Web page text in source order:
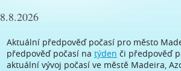
8.8.2026
Aktuální předpověď počasí pro město
předpověď počasí na týden či předpověď
aktuální vývoj počasí ve městě Madeira,